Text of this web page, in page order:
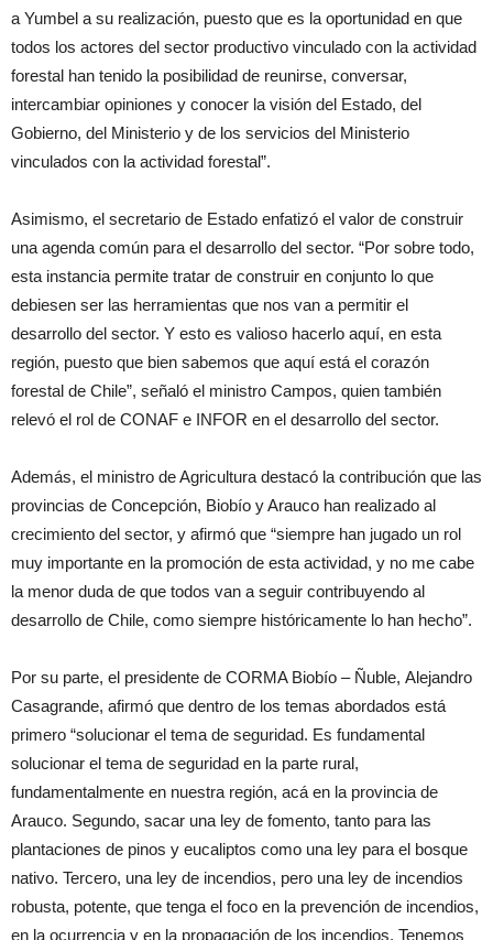
a Yumbel a su realización, puesto que es la oportunidad en que
todos los actores del sector productivo vinculado con la actividad
forestal han tenido la posibilidad de reunirse, conversar,
intercambiar opiniones y conocer la visión del Estado, del
Gobierno, del Ministerio y de los servicios del Ministerio
vinculados con la actividad forestal”.
Asimismo, el secretario de Estado enfatizó el valor de construir
una agenda común para el desarrollo del sector. “Por sobre todo,
esta instancia permite tratar de construir en conjunto lo que
debiesen ser las herramientas que nos van a permitir el
desarrollo del sector. Y esto es valioso hacerlo aquí, en esta
región, puesto que bien sabemos que aquí está el corazón
forestal de Chile”, señaló el ministro Campos, quien también
relevó el rol de CONAF e INFOR en el desarrollo del sector.
Además, el ministro de Agricultura destacó la contribución que las
provincias de Concepción, Biobío y Arauco han realizado al
crecimiento del sector, y afirmó que “siempre han jugado un rol
muy importante en la promoción de esta actividad, y no me cabe
la menor duda de que todos van a seguir contribuyendo al
desarrollo de Chile, como siempre históricamente lo han hecho”.
Por su parte, el presidente de CORMA Biobío – Ñuble, Alejandro
Casagrande, afirmó que dentro de los temas abordados está
primero “solucionar el tema de seguridad. Es fundamental
solucionar el tema de seguridad en la parte rural,
fundamentalmente en nuestra región, acá en la provincia de
Arauco. Segundo, sacar una ley de fomento, tanto para las
plantaciones de pinos y eucaliptos como una ley para el bosque
nativo. Tercero, una ley de incendios, pero una ley de incendios
robusta, potente, que tenga el foco en la prevención de incendios,
en la ocurrencia y en la propagación de los incendios. Tenemos